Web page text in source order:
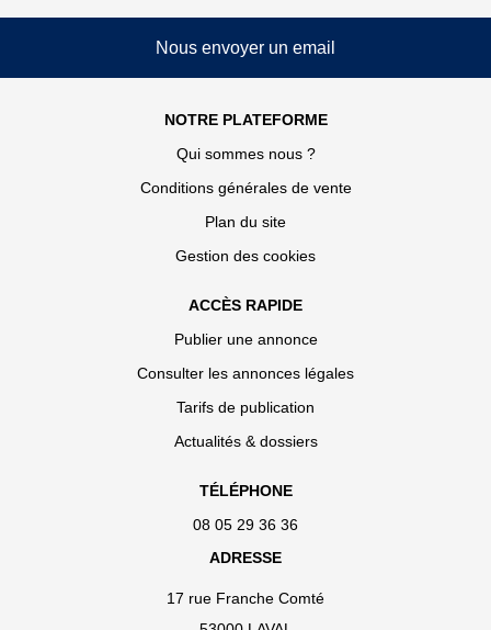
Nous envoyer un email
NOTRE PLATEFORME
Qui sommes nous ?
Conditions générales de vente
Plan du site
Gestion des cookies
ACCÈS RAPIDE
Publier une annonce
Consulter les annonces légales
Tarifs de publication
Actualités & dossiers
TÉLÉPHONE
08 05 29 36 36
ADRESSE
17 rue Franche Comté